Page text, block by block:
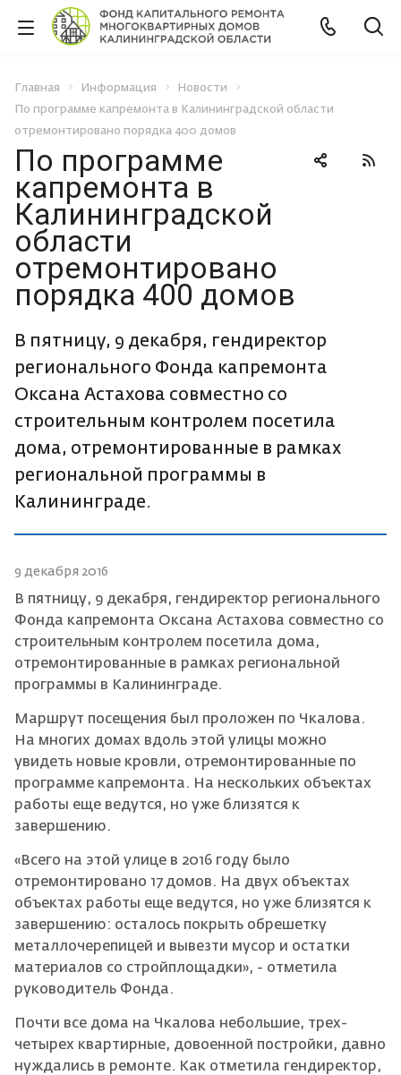
Главная Информация
Новости
По программе капремонта в Калининградской области
отремонтировано порядка 400 домов
По программе
капремонта в
Калининградской
области
отремонтировано
порядка 400 домов
В пятницу, 9 декабря, гендиректор
регионального Фонда капремонта
Оксана Астахова совместно со
строительным контролем посетила
дома, отремонтированные в рамках
региональной программы в
Калининграде.
9 декабря 2016
В пятницу, 9 декабря, гендиректор регионального
Фонда капремонта Оксана Астахова совместно со
строительным контролем посетила дома,
отремонтированные в рамках региональной
программы в Калининграде.
Маршрут посещения был проложен по Чкалова.
На многих домах вдоль этой улицы можно
увидеть новые кровли, отремонтированные по
программе капремонта. На нескольких объектах
работы еще ведутся, но уже близятся к
завершению.
«Всего на этой улице в 2016 году было
отремонтировано 17 домов. На двух объектах
объектах работы еще ведутся, но уже близятся к
завершению: осталось покрыть обрешетку
металлочерепицей и вывезти мусор и остатки
материалов со стройплощадки», - отметила
руководитель Фонда.
Почти все дома на Чкалова небольшие, трех-
четырех квартирные, довоенной постройки, давно
нуждались в ремонте. Как отметила гендиректор,